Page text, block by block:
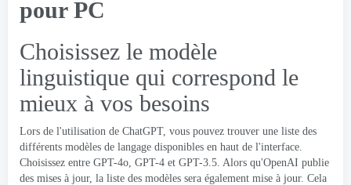
pour PC
Choisissez le modèle
linguistique qui correspond le
mieux à vos besoins
Lors de l'utilisation de ChatGPT, vous pouvez trouver une liste des
différents modèles de langage disponibles en haut de l'interface.
Choisissez entre GPT-4o, GPT-4 et GPT-3.5. Alors qu'OpenAI publie
des mises à jour, la liste des modèles sera également mise à jour. Cela